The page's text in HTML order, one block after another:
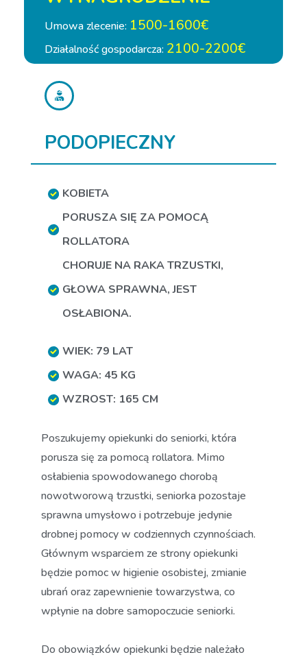
Umowa zlecenie: 1500-1600€
Działalność gospodarcza: 2100-2200€
PODOPIECZNY
KOBIETA
PORUSZA SIĘ ZA POMOCĄ
ROLLATORA
CHORUJE NA RAKA TRZUSTKI,
GŁOWA SPRAWNA,JEST
OSŁABIONA.
WIEK: 79 LAT
WAGA: 45 KG
WZROST: 165 CM
Poszukujemy opiekunki do seniorki, która
porusza się za pomocą rollatora. Mimo
osłabienia spowodowanego chorobą
nowotworową trzustki, seniorka pozostaje
sprawna umysłowo i potrzebuje jedynie
drobnej pomocy w codziennych czynnościach.
Głównym wsparciem ze strony opiekunki
będzie pomoc w higienie osobistej, zmianie
ubrań oraz zapewnienie towarzystwa, co
wpłynie na dobre samopoczucie seniorki.
Do obowiązków opiekunki będzie należało